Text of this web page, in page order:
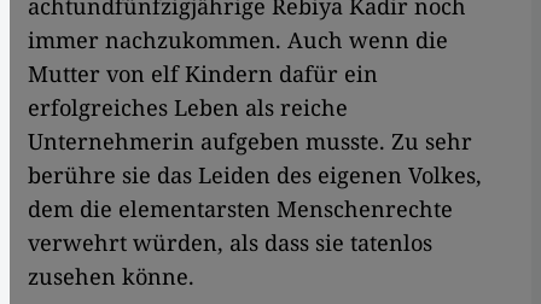
achtundfünfzigjährige Rebiya Kadir noch
immer nachzukommen. Auch wenn die
Mutter von elf Kindern dafür ein
erfolgreiches Leben als reiche
Unternehmerin aufgeben musste. Zu sehr
berühre sie das Leiden des eigenen Volkes,
dem die elementarsten Menschenrechte
verwehrt würden, als dass sie tatenlos
zusehen könne.